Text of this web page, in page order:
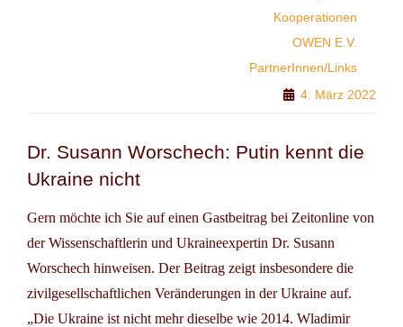
Kooperationen
OWEN E.V.
PartnerInnen/Links
4. März 2022
Dr. Susann Worschech: Putin kennt die
Ukraine nicht
Gern möchte ich Sie auf einen Gastbeitrag bei Zeitonline von
der Wissenschaftlerin und Ukraineexpertin Dr. Susann
Worschech hinweisen. Der Beitrag zeigt insbesondere die
zivilgesellschaftlichen Veränderungen in der Ukraine auf.
„Die Ukraine ist nicht mehr dieselbe wie 2014. Wladimir